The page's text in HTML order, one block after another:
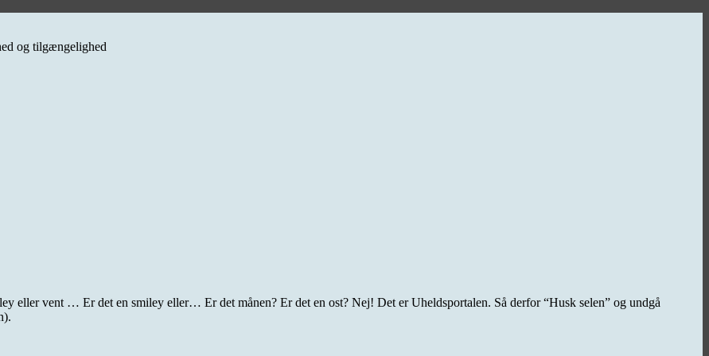
og tilgængelighed
eller vent … Er det en smiley eller… Er det månen? Er det en ost? Nej! Det er Uheldsportalen. Så derfor “Husk selen” og undgå